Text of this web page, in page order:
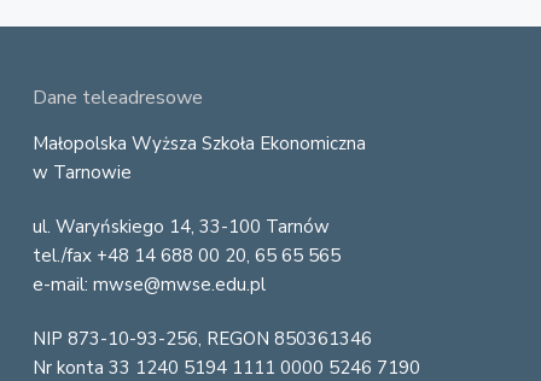
Dane teleadresowe
Małopolska Wyższa Szkoła Ekonomiczna
w Tarnowie
ul. Waryńskiego 14, 33-100 Tarnów
tel./fax +48 14 688 00 20, 65 65 565
e-mail: mwse@mwse.edu.pl
NIP 873-10-93-256, REGON 850361346
Nr konta 33 1240 5194 1111 0000 5246 7190